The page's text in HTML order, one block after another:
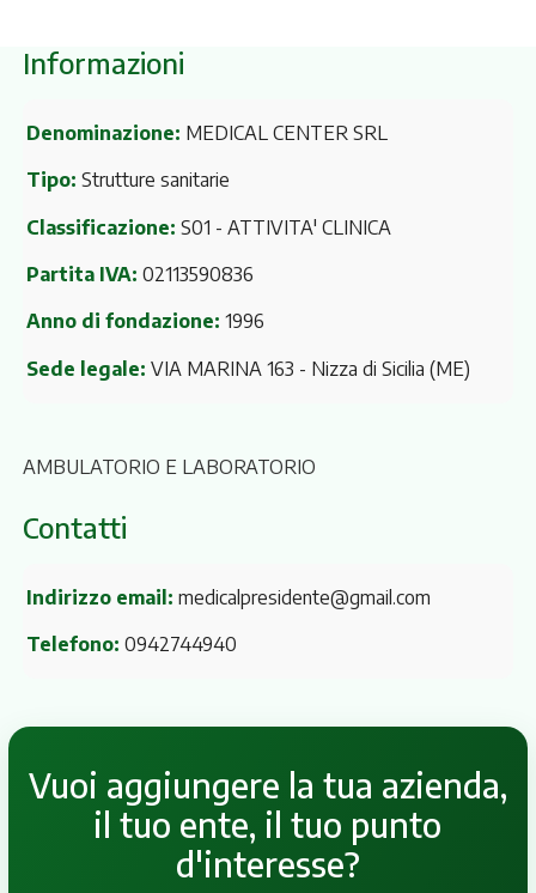
Informazioni
Denominazione: MEDICAL CENTER SRL
Tipo: Strutture sanitarie
Classificazione: S01 - ATTIVITA' CLINICA
Partita IVA: 02113590836
Anno di fondazione: 1996
Sede legale: VIA MARINA 163 - Nizza di Sicilia (ME)
AMBULATORIO E LABORATORIO
Contatti
Indirizzo email: medicalpresidente@gmail.com
Telefono: 0942744940
Vuoi aggiungere la tua azienda,
il tuo ente, il tuo punto
d'interesse?